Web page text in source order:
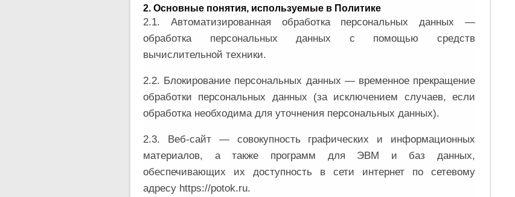
2. Основные понятия, используемые в Политике
2.1. Автоматизированная обработка персональных данных —
обработка персональных данных с помощью средств
вычислительной техники.
2.2. Блокирование персональных данных — временное прекращение
обработки персональных данных (за исключением случаев, если
обработка необходима для уточнения персональных данных).
2.3. Веб-сайт — совокупность графических и информационных
материалов, а также программ для ЭВМ и баз данных,
обеспечивающих их доступность в сети интернет по сетевому
адресу https://potok.ru.